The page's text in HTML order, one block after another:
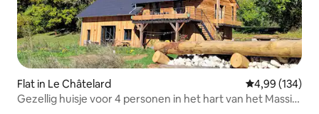
Flat in Le Châtelard Gemiddelde
4,99 (134)
Gezellig huisje voor 4 personen in het hart van het Massif